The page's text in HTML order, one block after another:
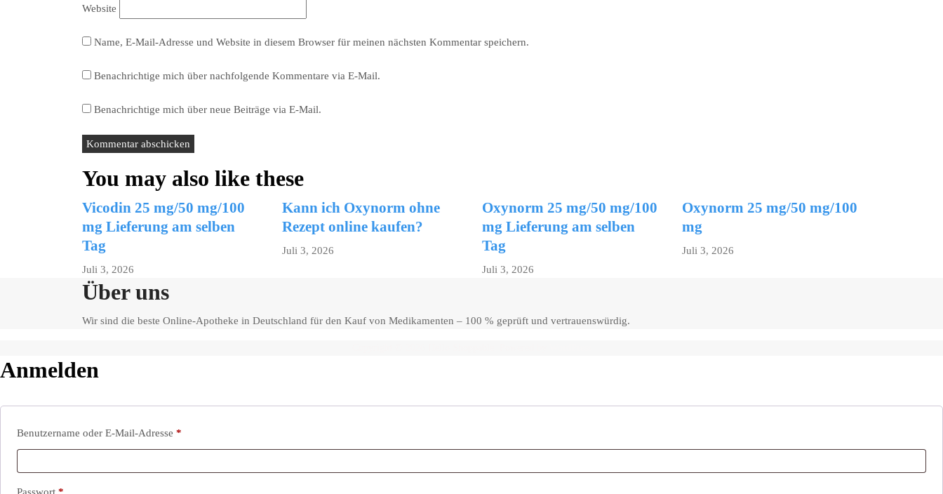
Website
Name, E-Mail-Adresse und Website in diesem Browser für meinen nächsten Kommentar speichern.
Benachrichtige mich über nachfolgende Kommentare via E-Mail.
Benachrichtige mich über neue Beiträge via E-Mail.
You may also like these
Vicodin 25 mg/50 mg/100
mg Lieferung am selben
Tag
Juli 3, 2026
Kann ich Oxynorm ohne
Rezept online kaufen?
Juli 3, 2026
Oxynorm 25 mg/50 mg/100
mg Lieferung am selben
Tag
Juli 3, 2026
Oxynorm 25 mg/50 mg/100
mg
Juli 3, 2026
Über uns
Wir sind die beste Online-Apotheke in Deutschland für den Kauf von Medikamenten – 100 % geprüft und vertrauenswürdig.
Anmelden
Benutzername oder E-Mail-Adresse *